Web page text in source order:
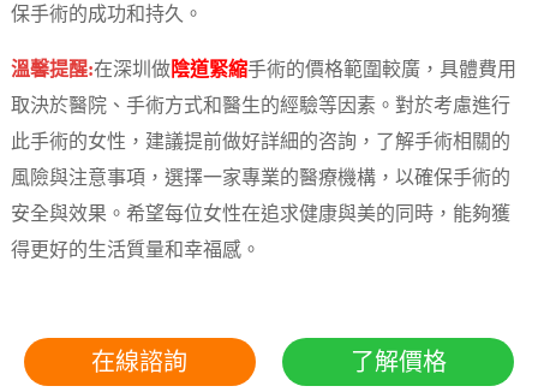
保手術的成功和持久。
溫馨提醒:在深圳做陰道緊縮手術的價格範圍較廣，具體費用
取決於醫院、手術方式和醫生的經驗等因素。對於考慮進行
此手術的女性，建議提前做好詳細的咨詢，了解手術相關的
風險與注意事項，選擇一家專業的醫療機構，以確保手術的
安全與效果。希望每位女性在追求健康與美的同時，能夠獲
得更好的生活質量和幸福感。
在線諮詢 了解價格